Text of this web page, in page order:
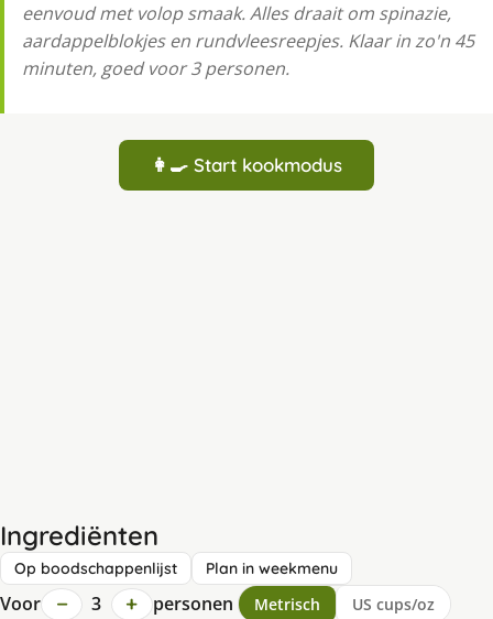
eenvoud met volop smaak. Alles draait om spinazie,
aardappelblokjes en rundvleesreepjes. Klaar in zo'n 45
minuten, goed voor 3 personen.
👩‍🍳 Start kookmodus
Ingrediënten
Op boodschappenlijst Plan in weekmenu
Voor − 3 + personen Metrisch US cups/oz